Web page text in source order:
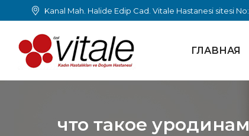
Kanal Mah. Halide Edip Cad. Vitale Hastanesi sitesi
ГЛАВНАЯ
что такое